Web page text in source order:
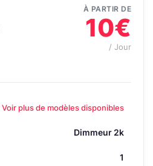
À PARTIR DE
10€
/ Jour
Voir plus de modèles disponibles
Dimmeur 2k
1